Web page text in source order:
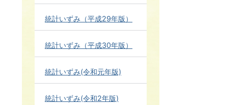
統計いずみ（平成29年版）
統計いずみ（平成30年版）
統計いずみ(令和元年版)
統計いずみ(令和2年版)